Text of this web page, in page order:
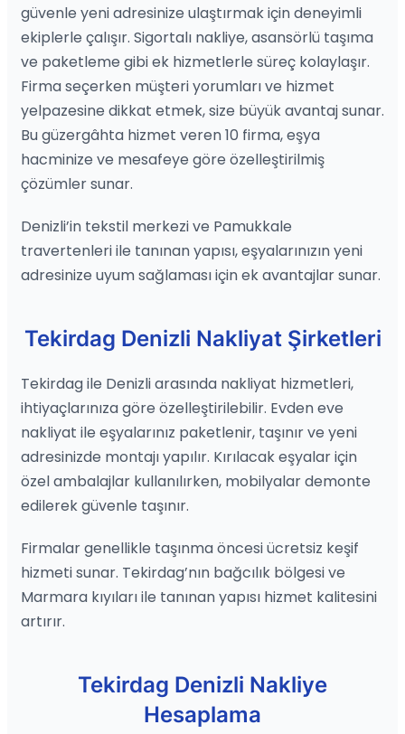
güvenle yeni adresinize ulaştırmak için deneyimli
ekiplerle çalışır. Sigortalı nakliye, asansörlü taşıma
ve paketleme gibi ek hizmetlerle süreç kolaylaşır.
Firma seçerken müşteri yorumları ve hizmet
yelpazesine dikkat etmek, size büyük avantaj sunar.
Bu güzergâhta hizmet veren 10 firma, eşya
hacminize ve mesafeye göre özelleştirilmiş
çözümler sunar.
Denizli’in tekstil merkezi ve Pamukkale
travertenleri ile tanınan yapısı, eşyalarınızın yeni
adresinize uyum sağlaması için ek avantajlar sunar.
Tekirdag Denizli Nakliyat Şirketleri
Tekirdag ile Denizli arasında nakliyat hizmetleri,
ihtiyaçlarınıza göre özelleştirilebilir. Evden eve
nakliyat ile eşyalarınız paketlenir, taşınır ve yeni
adresinizde montajı yapılır. Kırılacak eşyalar için
özel ambalajlar kullanılırken, mobilyalar demonte
edilerek güvenle taşınır.
Firmalar genellikle taşınma öncesi ücretsiz keşif
hizmeti sunar. Tekirdag’nın bağcılık bölgesi ve
Marmara kıyıları ile tanınan yapısı hizmet kalitesini
artırır.
Tekirdag Denizli Nakliye
Hesaplama